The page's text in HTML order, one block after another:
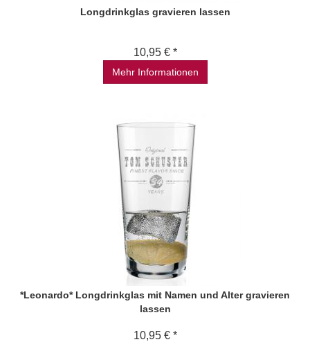
Longdrinkglas gravieren lassen
10,95 € *
Mehr Informationen
*Leonardo* Longdrinkglas mit Namen und Alter gravieren
lassen
10,95 € *